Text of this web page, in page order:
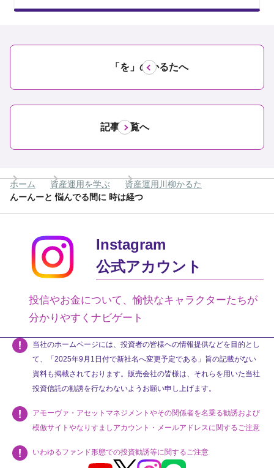
「を」のかるたへ
記事一覧へ
ホーム 資産運用を学ぶ
資産運用川柳かるた
んーんーと 悩んでる間に 時は経つ
Instagram
公式アカウント
投信やお金について、愉快なキャラクターたちが
分かりやすくナビゲート
当社のホームページには、投資者の皆様への情報提供などを目的とし
て、「2025年9月1日付で新社名へ変更予定である」旨の記載がない
資料も掲載されております。販売会社の皆様は、それらを用いた当社
投資信託の勧誘を行なわないようお願い申し上げます。
アモーヴァ・アセットマネジメントやその関係者を名乗る勧誘および
模倣サイトやなりすましアカウント・メールアドレスに関するご注意
いわゆるファンド形態での投資勧誘等に関するご注意